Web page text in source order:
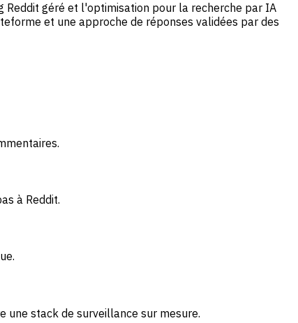
Reddit géré et l'optimisation pour la recherche par IA
et une approche de réponses validées par des
à Reddit.
une stack de surveillance sur mesure.